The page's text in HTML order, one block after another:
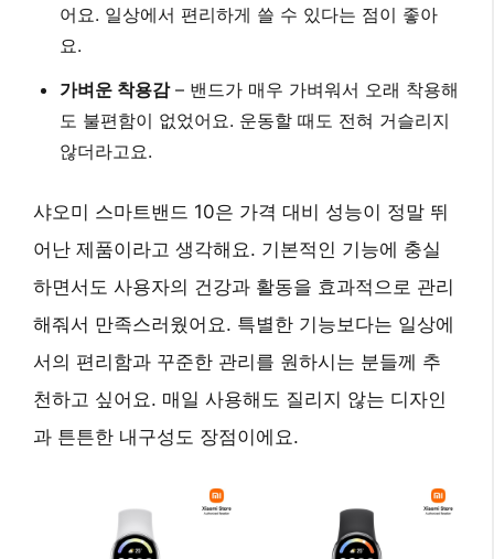
어요. 일상에서 편리하게 쓸 수 있다는 점이 좋아
요.
가벼운 착용감– 밴드가 매우 가벼워서 오래 착용해
도 불편함이 없었어요. 운동할 때도 전혀 거슬리지
않더라고요.
샤오미 스마트밴드 10은 가격 대비 성능이 정말 뛰
어난 제품이라고 생각해요. 기본적인 기능에 충실
하면서도 사용자의 건강과 활동을 효과적으로 관리
해줘서 만족스러웠어요. 특별한 기능보다는 일상에
서의 편리함과 꾸준한 관리 를 원하시는 분들께 추
천하고 싶어요. 매일 사용해도 질리지 않는 디자인
과 튼튼한 내구성도 장점이에요.